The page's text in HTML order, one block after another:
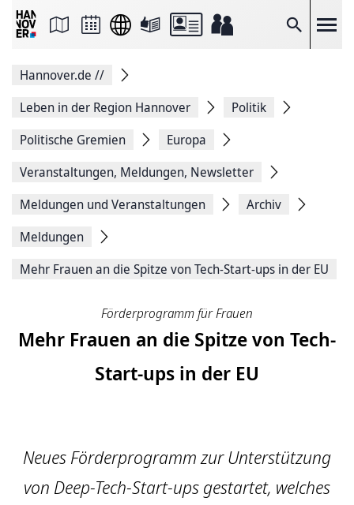
Suche
Seite
Facebook
teilen
Seitenlink
Seite
Hannover.de //
Leben in der Region Hannover
Politik
Politische Gremien
Europa
Veranstaltungen, Meldungen, Newsletter
Meldungen und Veranstaltungen
Archiv
Meldungen
Mehr Frauen an die Spitze von Tech-Start-ups in der EU
Förderprogramm für Frauen
Mehr Frauen an die Spitze von Tech-
Start-ups in der EU
Neues Förderprogramm zur Unterstützung
von Deep-Tech-Start-ups gestartet, welches